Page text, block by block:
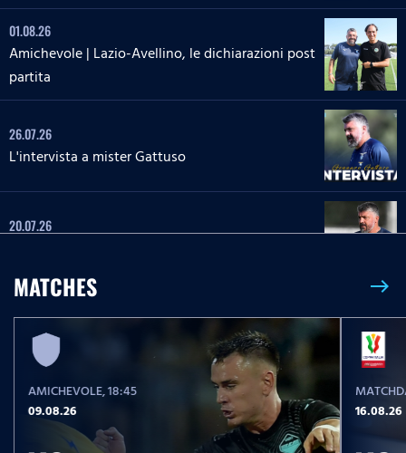
01.08.26
Amichevole | Lazio-Avellino, le dichiarazioni post
partita
26.07.26
L'intervista a mister Gattuso
20.07.26
23.05.26
Serie A Enilive | Lazio-Pisa, le parole post partita
23.05.26
Serie A Enilive | Lazio-Pisa, la conferenza stampa
post partita
MATCHES east
AMICHEVOLE, 18:45
09.08.26
16.08.26